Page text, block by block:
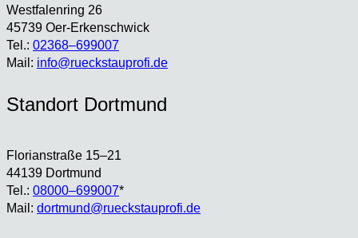
West­fa­len­ring 26
45739 Oer-Erken­sch­wick
Tel.: 02368–699007
Mail: info@rueckstauprofi.de
Stand­ort Dort­mund
Flo­ri­an­stra­ße 15–21
44139 Dort­mund
Tel.: 08000–699007*
Mail: dortmund@rueckstauprofi.de